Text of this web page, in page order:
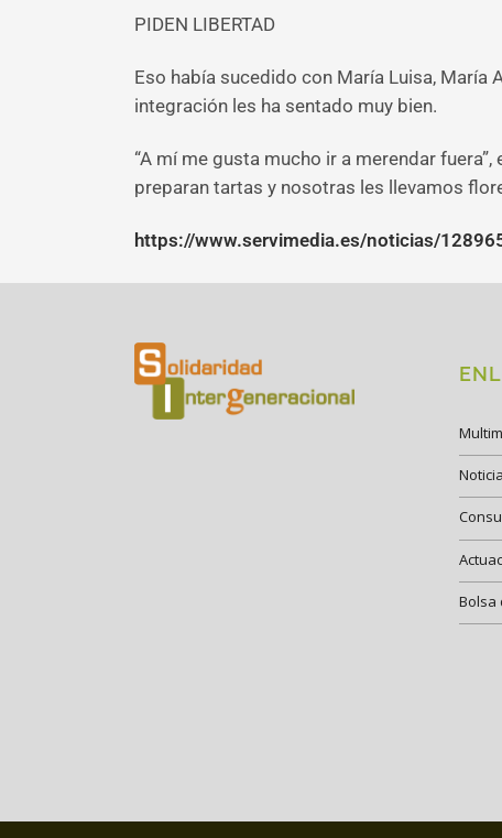
PIDEN LIBERTAD
Eso había sucedido con María Luisa, María
integración les ha sentado muy bien.
“A mí me gusta mucho ir a merendar
preparan tartas y nosotras les llevamos
https://www.servimedia.es/noticias/
Bolsa